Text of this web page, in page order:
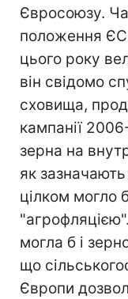
Євросоюзу.
положення ЄС
цього року
він свідомо
сховища,
кампанії
зерна на
як
цілком могло
могла б і
що
Європи